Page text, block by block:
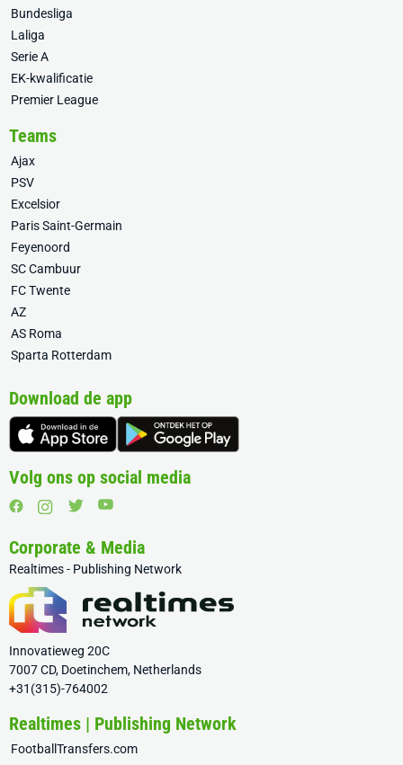
Bundesliga
Laliga
Serie A
EK-kwalificatie
Premier League
Teams
Ajax
PSV
Excelsior
Paris Saint-Germain
Feyenoord
SC Cambuur
FC Twente
AZ
AS Roma
Sparta Rotterdam
Download de app
Volg ons op social media
Corporate & Media
Realtimes - Publishing Network
Innovatieweg 20C
7007 CD, Doetinchem, Netherlands
+31(315)-764002
Realtimes | Publishing Network
FootballTransfers.com